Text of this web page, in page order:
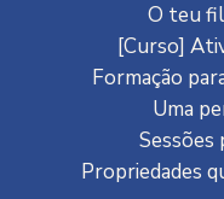
O teu
[Curso]
Formação
Uma
Propriedades